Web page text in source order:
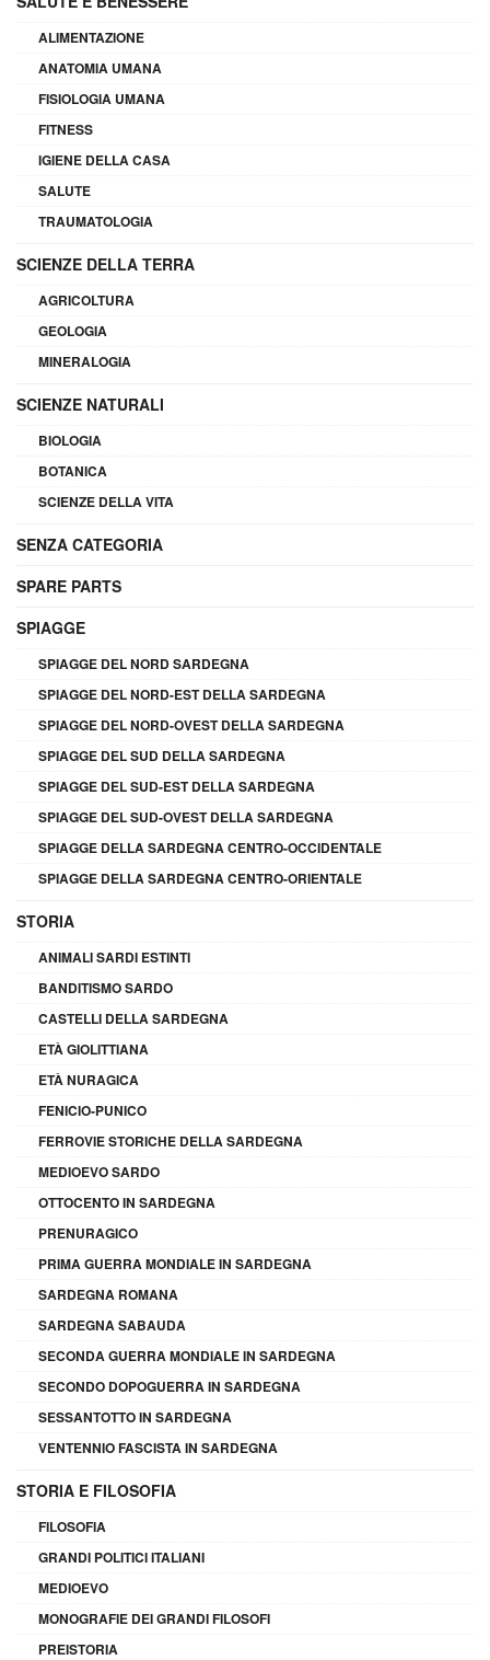
ALIMENTAZIONE
ANATOMIA UMANA
FISIOLOGIA UMANA
FITNESS
IGIENE DELLA CASA
SALUTE
TRAUMATOLOGIA
SCIENZE DELLA TERRA
AGRICOLTURA
GEOLOGIA
MINERALOGIA
SCIENZE NATURALI
BIOLOGIA
BOTANICA
SCIENZE DELLA VITA
SENZA CATEGORIA
SPARE PARTS
SPIAGGE
SPIAGGE DEL NORD SARDEGNA
SPIAGGE DEL NORD-EST DELLA SARDEGNA
SPIAGGE DEL NORD-OVEST DELLA SARDEGNA
SPIAGGE DEL SUD DELLA SARDEGNA
SPIAGGE DEL SUD-EST DELLA SARDEGNA
SPIAGGE DEL SUD-OVEST DELLA SARDEGNA
SPIAGGE DELLA SARDEGNA CENTRO-OCCIDENTALE
SPIAGGE DELLA SARDEGNA CENTRO-ORIENTALE
STORIA
ANIMALI SARDI ESTINTI
BANDITISMO SARDO
CASTELLI DELLA SARDEGNA
ETÀ GIOLITTIANA
ETÀ NURAGICA
FENICIO-PUNICO
FERROVIE STORICHE DELLA SARDEGNA
MEDIOEVO SARDO
OTTOCENTO IN SARDEGNA
PRENURAGICO
PRIMA GUERRA MONDIALE IN SARDEGNA
SARDEGNA ROMANA
SARDEGNA SABAUDA
SECONDA GUERRA MONDIALE IN SARDEGNA
SECONDO DOPOGUERRA IN SARDEGNA
SESSANTOTTO IN SARDEGNA
VENTENNIO FASCISTA IN SARDEGNA
STORIA E FILOSOFIA
FILOSOFIA
GRANDI POLITICI ITALIANI
MEDIOEVO
MONOGRAFIE DEI GRANDI FILOSOFI
PREISTORIA